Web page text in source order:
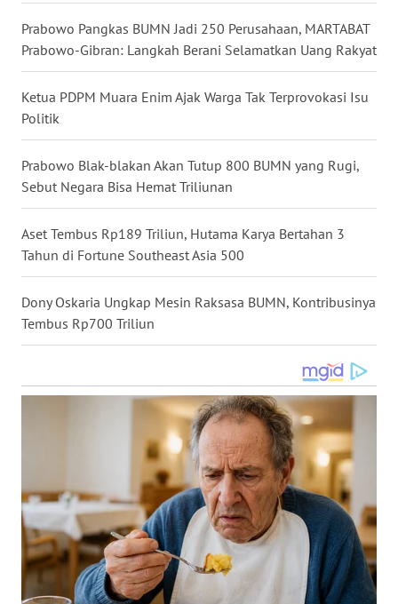
Prabowo Pangkas BUMN Jadi 250 Perusahaan, MARTABAT
Prabowo-Gibran: Langkah Berani Selamatkan Uang Rakyat
Ketua PDPM Muara Enim Ajak Warga Tak Terprovokasi Isu
Politik
Prabowo Blak-blakan Akan Tutup 800 BUMN yang Rugi,
Sebut Negara Bisa Hemat Triliunan
Aset Tembus Rp189 Triliun, Hutama Karya Bertahan 3
Tahun di Fortune Southeast Asia 500
Dony Oskaria Ungkap Mesin Raksasa BUMN, Kontribusinya
Tembus Rp700 Triliun
WN
KALTENG
WN
KALTARA
WN
KALSEL
WN
MALUKU
WN
MALUT
WN